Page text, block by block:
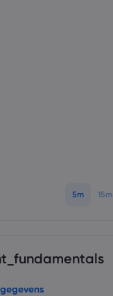
5m 15m